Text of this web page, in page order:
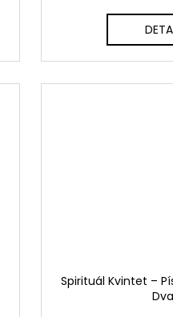
Spirituál Kvintet –
Dva